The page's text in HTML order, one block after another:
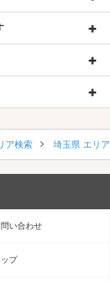
ア検索 埼玉県 エリ
い合わせ
プ